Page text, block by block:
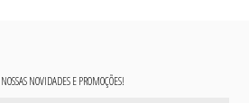
NOVIDADES E PROMOÇÕES!